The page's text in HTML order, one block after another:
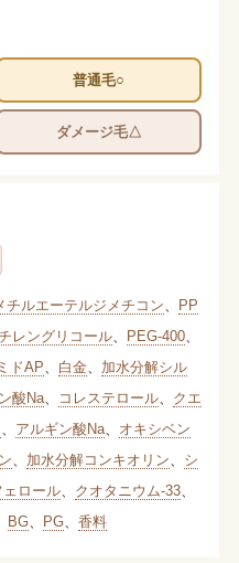
普通毛○
ダメージ毛△
チルエーテルジメチコン
PP
レングリコール、 PEG-400、
ドAP 白金
加水分解シル
酸Na、 コレステロール、 クエ
アルギン酸Na、 オキシベン
加水分解コンキオリン
シ
ェロール、 クオタニウム-33、
BG、 PG、 香料